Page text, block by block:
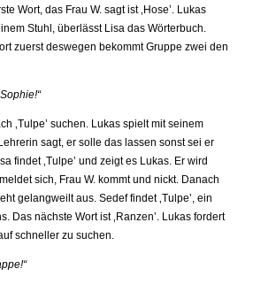
Wort, das Frau W. sagt ist ‚Hose’. Lukas
Stuhl, überlässt Lisa das Wörterbuch.
zuerst deswegen bekommt Gruppe zwei den
‚Tulpe’ suchen. Lukas spielt mit seinem
sagt, er solle das lassen sonst sei er
findet ‚Tulpe’ und zeigt es Lukas. Er wird
sich, Frau W. kommt und nickt. Danach
gelangweilt aus. Sedef findet ‚Tulpe’, ein
Das nächste Wort ist ‚Ranzen’. Lukas fordert
schneller zu suchen.